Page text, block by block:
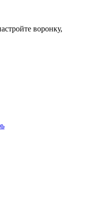
воронку,